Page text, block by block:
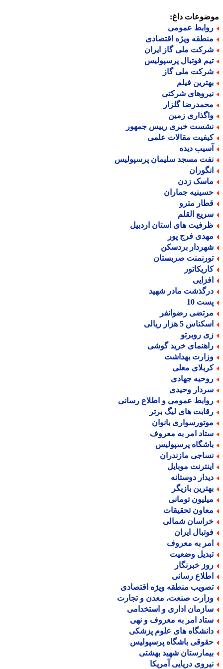
داغ:
عمومی
ویژه اقتصادی
ملی گاز ایران
فوتبال پرسپولیس
ملی گاز
فیلم
شرکتی
گلزار
زمین
خبری رییس جمهور
مقالات علمی
دیده
مسجد سلیمان پرسپولیس
زدن
جماران
مترو
القلم
های استان اردبیل
فرج پور
بردسکن
صربستان
مادر شهید
10
رضوانفر
5 هزار ریالی
روبرتو
خرید گوشی
بهداشت
معلی
جهادی
وحیدی
عمومی و اطلاع رسانی
های لیگ برتر
بانوان
امر به معروف
پرسپولیس
مازندران
موبایل
دوستانه
بازیگر
تومانی
تحقیقات
شمالی
ایران
به معروف
وضعیت
خبرنگار
رسانی
منطقه ویژه اقتصادی
صنعت، معدن و تجارت
اداری و استخدامی
امر به معروف و نهی
های علوم پزشکی
باشگاه پرسپولیس
شهید بهشتی
دریایی آمریکا